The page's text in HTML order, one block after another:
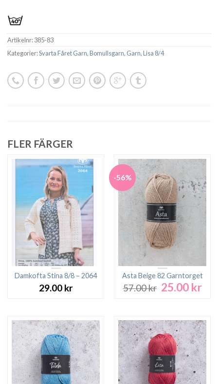
Artikelnr:385-83
Kategorier:Svarta Fåret Garn,Bomullsgarn, Garn,Lisa 8/4
FLER FÄRGER
Damkofta Stina 8/8 – 2064
29.00 kr
-56%
Asta Beige 82 Garntorget
57.00kr Det
57.00 kr.
25.00 krDet